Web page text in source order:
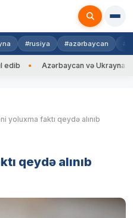
#rusiya #azərbaycan
Azərbaycan və Ukrayna XİN
yoluxma faktı qeydə alınıb
qeydə alınıb